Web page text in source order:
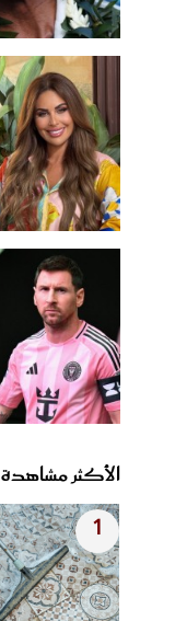
الأكثر مشاهدة
1